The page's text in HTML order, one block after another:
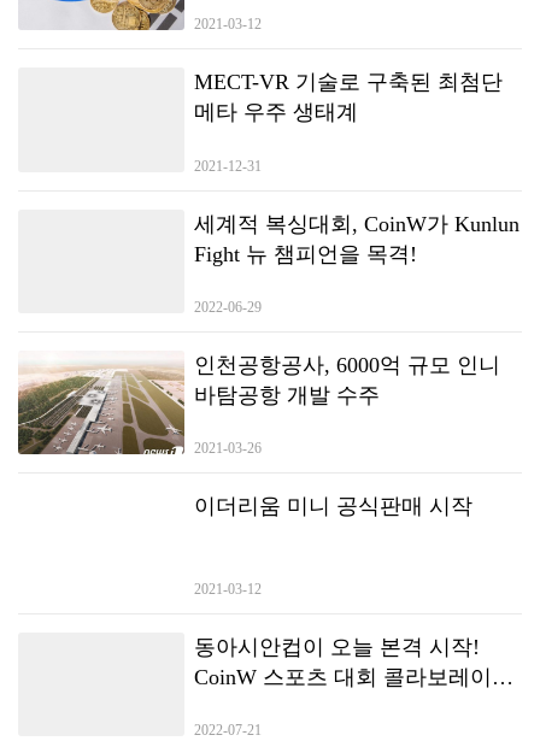
2021-03-12
MECT-VR 기술로 구축된 최첨단
메타 우주 생태계
2021-12-31
세계적 복싱대회, CoinW가 Kunlun
Fight 뉴 챔피언을 목격!
2022-06-29
인천공항공사, 6000억 규모 인니
바탐공항 개발 수주
2021-03-26
이더리움 미니 공식판매 시작
2021-03-12
동아시안컵이 오늘 본격 시작!
CoinW 스포츠 대회 콜라보레이션
2022-07-21